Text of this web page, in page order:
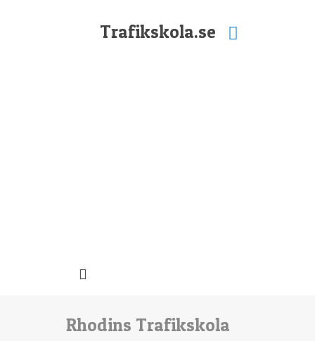
Trafikskola.se
Rhodins Trafikskola